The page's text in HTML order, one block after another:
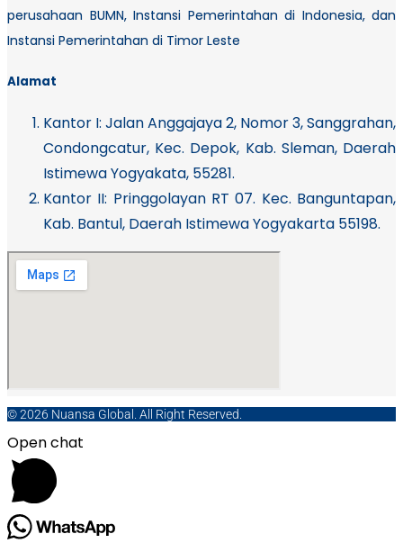
perusahaan BUMN, Instansi Pemerintahan di Indonesia, dan
Instansi Pemerintahan di Timor Leste
Alamat
Kantor I: Jalan Anggajaya 2, Nomor 3, Sanggrahan,
Condongcatur, Kec. Depok, Kab. Sleman, Daerah
Istimewa Yogyakata, 55281.
Kantor II: Pringgolayan RT 07. Kec. Banguntapan,
Kab. Bantul, Daerah Istimewa Yogyakarta 55198.
© 2026 Nuansa Global. All Right Reserved.
Open chat